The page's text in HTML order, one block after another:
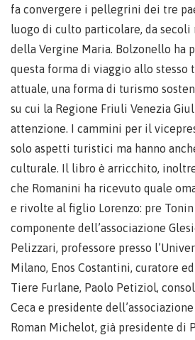
fa convergere i pellegrini dei tre
luogo di culto particolare, da secoli
della Vergine Maria. Bolzonello ha
questa forma di viaggio allo stesso
attuale, una forma di turismo
su cui la Regione Friuli Venezia
attenzione. I cammini per il
solo aspetti turistici ma hanno
culturale. Il libro è arricchito,
che Romanini ha ricevuto quale
e rivolte al figlio Lorenzo: pre Tonin
componente dell’associazione
Pelizzari, professore presso
Milano, Enos Costantini, curatore
Tiere Furlane, Paolo Petiziol,
Ceca e presidente
Roman Michelot, già presidente di